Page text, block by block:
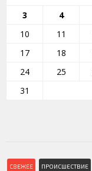
3
4
10
11
17
18
24
25
31
СВЕЖЕЕ ПРОИСШЕСТВИЕ